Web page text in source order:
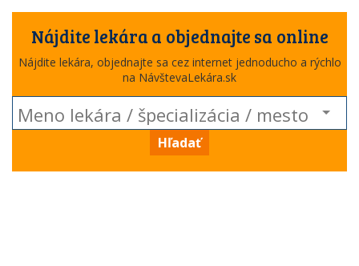
Nájdite lekára a objednajte sa online
Nájdite lekára, objednajte sa cez internet jednoducho a rýchlo
na NávštevaLekára.sk
Hľadať